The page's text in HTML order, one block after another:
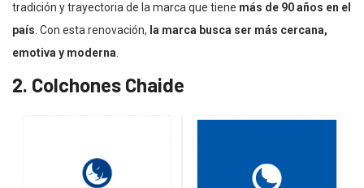
tradición y trayectoria de la marca que tiene más de 90 años en el
país . Con esta renovación, la marca busca ser más cercana,
emotiva y moderna
2. Colchones Chaide